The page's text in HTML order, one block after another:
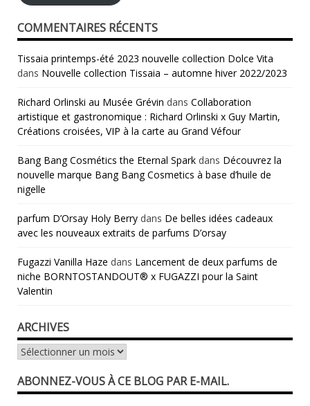
COMMENTAIRES RÉCENTS
Tissaia printemps-été 2023 nouvelle collection Dolce Vita
dans Nouvelle collection Tissaia – automne hiver 2022/2023
Richard Orlinski au Musée Grévin dans Collaboration
artistique et gastronomique : Richard Orlinski x Guy Martin,
Créations croisées, VIP à la carte au Grand Véfour
Bang Bang Cosmétics the Eternal Spark dans Découvrez la
nouvelle marque Bang Bang Cosmetics à base d’huile de
nigelle
parfum D’Orsay Holy Berry dans De belles idées cadeaux
avec les nouveaux extraits de parfums D’orsay
Fugazzi Vanilla Haze dans Lancement de deux parfums de
niche BORNTOSTANDOUT® x FUGAZZI pour la Saint
Valentin
ARCHIVES
Archives
ABONNEZ-VOUS À CE BLOG PAR E-MAIL.